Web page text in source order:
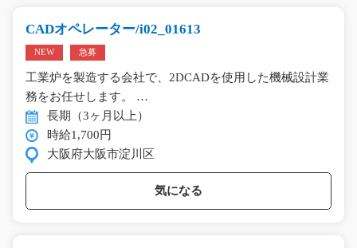
CADオペレーター/i02_01613
NEW 急募
工業炉を製造する会社で、2DCADを使用した機械設計業
務をお任せします。 …
長期（3ヶ月以上）
時給1,700円
大阪府大阪市淀川区
気になる